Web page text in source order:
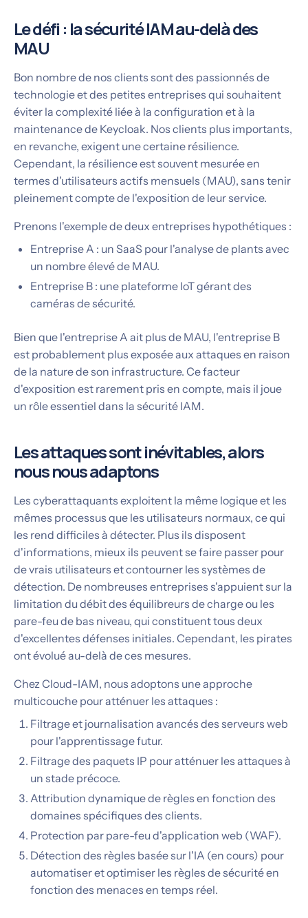
Le défi : la sécurité IAM au-delà des
MAU
Bon nombre de nos clients sont des passionnés de
technologie et des petites entreprises qui souhaitent
éviter la complexité liée à la configuration et à la
maintenance de Keycloak. Nos clients plus importants,
en revanche, exigent une certaine résilience.
Cependant, la résilience est souvent mesurée en
termes d'utilisateurs actifs mensuels (MAU), sans tenir
pleinement compte de l'exposition de leur service.
Prenons l'exemple de deux entreprises hypothétiques :
Entreprise A : un SaaS pour l'analyse de plants avec
un nombre élevé de MAU.
Entreprise B : une plateforme IoT gérant des
caméras de sécurité.
Bien que l'entreprise A ait plus de MAU, l'entreprise B
est probablement plus exposée aux attaques en raison
de la nature de son infrastructure. Ce facteur
d'exposition est rarement pris en compte, mais il joue
un rôle essentiel dans la sécurité IAM.
Les attaques sont inévitables, alors
nous nous adaptons
Les cyberattaquants exploitent la même logique et les
mêmes processus que les utilisateurs normaux, ce qui
les rend difficiles à détecter. Plus ils disposent
d'informations, mieux ils peuvent se faire passer pour
de vrais utilisateurs et contourner les systèmes de
détection. De nombreuses entreprises s'appuient sur la
limitation du débit des équilibreurs de charge ou les
pare-feu de bas niveau, qui constituent tous deux
d'excellentes défenses initiales. Cependant, les pirates
ont évolué au-delà de ces mesures.
Chez Cloud-IAM, nous adoptons une approche
multicouche pour atténuer les attaques :
Filtrage et journalisation avancés des serveurs web
pour l'apprentissage futur.
Filtrage des paquets IP pour atténuer les attaques à
un stade précoce.
Attribution dynamique de règles en fonction des
domaines spécifiques des clients.
Protection par pare-feu d'application web (WAF).
Détection des règles basée sur l'IA (en cours) pour
automatiser et optimiser les règles de sécurité en
fonction des menaces en temps réel.